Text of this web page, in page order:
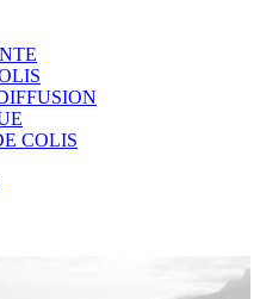
COLIS